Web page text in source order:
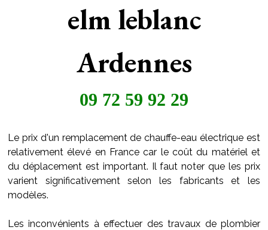
elm leblanc
Ardennes
09 72 59 92 29
Le prix d'un remplacement de chauffe-eau électrique est
relativement élevé en France car le coût du matériel et
du déplacement est important. Il faut noter que les prix
varient significativement selon les fabricants et les
modèles.
Les inconvénients à effectuer des travaux de plombier